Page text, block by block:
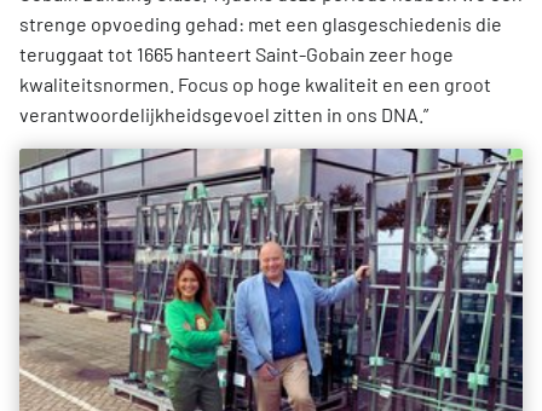
strenge opvoeding gehad: met een glasgeschiedenis die
teruggaat tot 1665 hanteert Saint-Gobain zeer hoge
kwaliteitsnormen. Focus op hoge kwaliteit en een groot
verantwoordelijkheidsgevoel zitten in ons DNA.”